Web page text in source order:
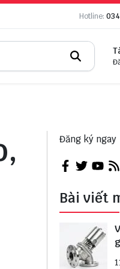
Hotline:
Đăng ký ngay
Bài viết